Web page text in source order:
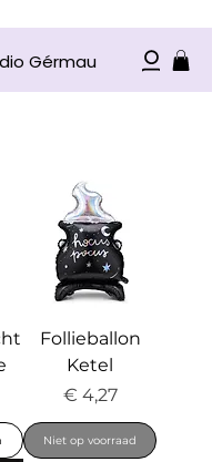
Gérmau
Follieballon
Ketel
Prijs
€ 4,27
Niet op voorraad